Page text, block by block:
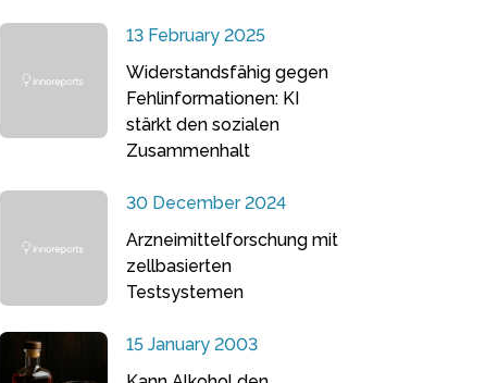
13 February 2025
Widerstandsfähig gegen
Fehlinformationen: KI
stärkt den sozialen
Zusammenhalt
30 December 2024
Arzneimittelforschung mit
zellbasierten
Testsystemen
15 January 2003